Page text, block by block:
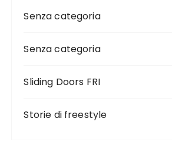
Senza categoria
Senza categoria
Sliding Doors FRI
Storie di freestyle